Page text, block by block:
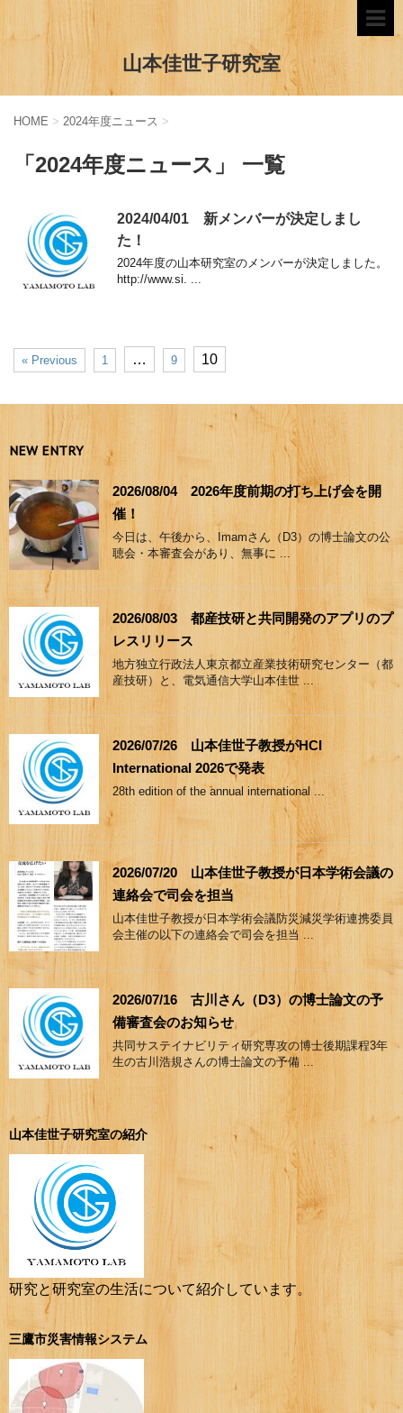
山本佳世子研究室
HOME > 2024年度ニュース >
「2024年度ニュース」 一覧
2024/04/01 新メンバーが決定しまし
た！
2024年度の山本研究室のメンバーが決定しました。
http://www.si. ...
« Previous 1 … 9 10
NEW ENTRY
2026/08/04 2026年度前期の打ち上げ会を開
催！
今日は、午後から、Imamさん（D3）の博士論文の公
聴会・本審査会があり、無事に ...
2026/08/03 都産技研と共同開発のアプリのプ
レスリリース
地方独立行政法人東京都立産業技術研究センター（都
産技研）と、電気通信大学山本佳世 ...
2026/07/26 山本佳世子教授がHCI
International 2026で発表
28th edition of the annual international ...
2026/07/20 山本佳世子教授が日本学術会議の
連絡会で司会を担当
山本佳世子教授が日本学術会議防災減災学術連携委員
会主催の以下の連絡会で司会を担当 ...
2026/07/16 古川さん（D3）の博士論文の予
備審査会のお知らせ
共同サステイナビリティ研究専攻の博士後期課程3年
生の古川浩規さんの博士論文の予備 ...
山本佳世子研究室の紹介
研究と研究室の生活について紹介しています。
三鷹市災害情報システム